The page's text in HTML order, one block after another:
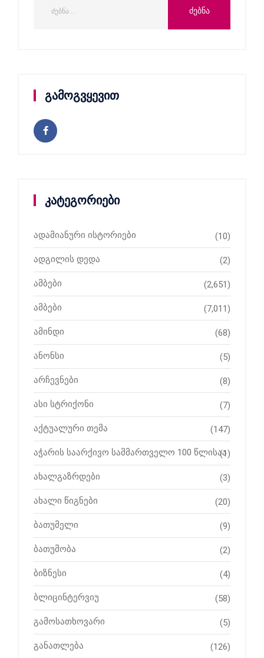
გამოგვყევით
კატეგორიები
ადამიანური ისტორიები (10)
ადგილის დედა (2)
ამბები (2,651)
ამბები (7,011)
ამინდი (68)
ანონსი (5)
არჩევნები (8)
ასი სტრიქონი (7)
აქტუალური თემა (147)
აჭარის საარქივო სამმართველო 100 წლისაა
(1)
ახალგაზრდები (3)
ახალი წიგნები (20)
ბათუმელი (9)
ბათუმობა (2)
ბიზნესი (4)
ბლიცინტერვიუ (58)
გამოსათხოვარი (5)
განათლება (126)